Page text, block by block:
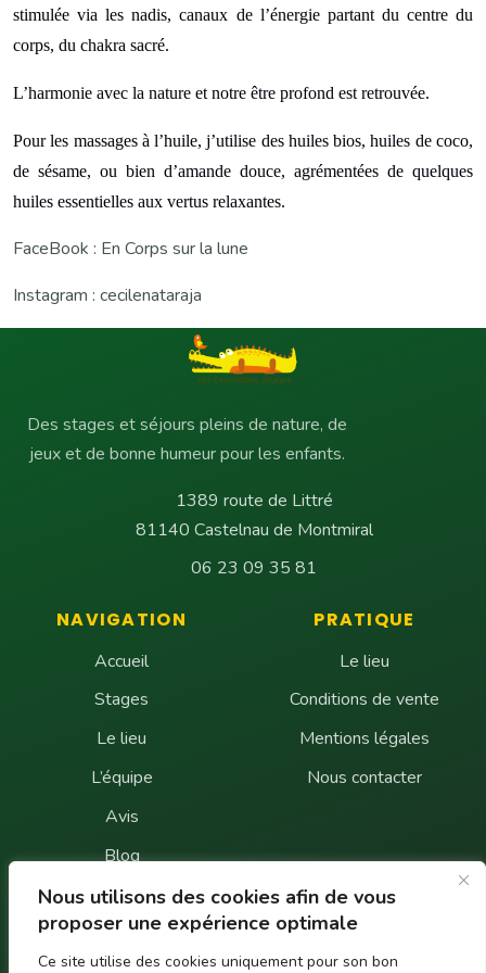
Nous utilisons des cookies afin de vous
proposer une expérience optimale
Ce site utilise des cookies uniquement pour son bon
stimulée via les nadis, canaux de l’énergie partant du centre du
corps, du chakra sacré.
L’harmonie avec la nature et notre être profond est retrouvée.
Pour les massages à l’huile, j’utilise des huiles bios, huiles de coco,
de sésame, ou bien d’amande douce, agrémentées de quelques
huiles essentielles aux vertus relaxantes.
FaceBook : En Corps sur la lune
Instagram : cecilenataraja
Des stages et séjours pleins de nature, de
jeux et de bonne humeur pour les enfants.
1389 route de Littré
81140 Castelnau de Montmiral
06 23 09 35 81
NAVIGATION
Accueil
Stages
Le lieu
L’équipe
Avis
Blog
FAQ
Contact
PRATIQUE
Le lieu
Conditions de vente
Mentions légales
Nous contacter